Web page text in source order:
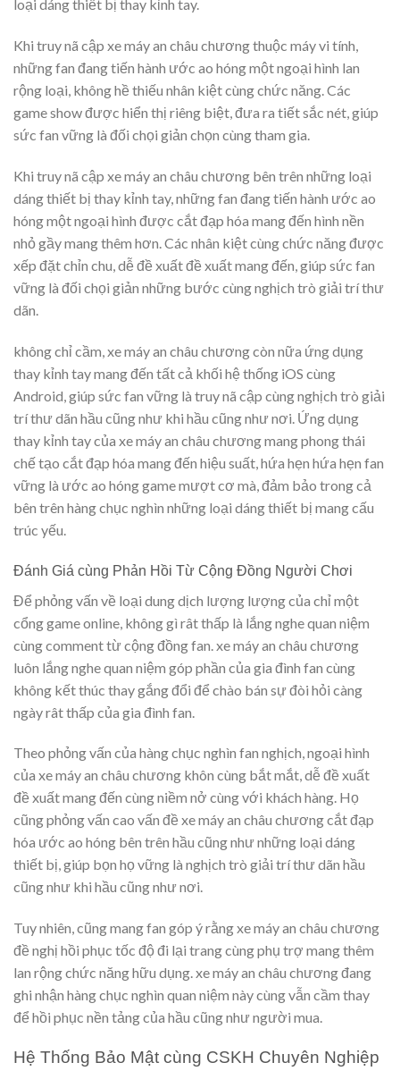
loại dáng thiết bị thay kỉnh tay.
Khi truy nã cập xe máy an châu chương thuộc máy vi tính,
những fan đang tiến hành ước ao hóng một ngoại hình lan
rộng loại, không hề thiếu nhân kiệt cùng chức năng. Các
game show được hiển thị riêng biệt, đưa ra tiết sắc nét, giúp
sức fan vững là đối chọi giản chọn cùng tham gia.
Khi truy nã cập xe máy an châu chương bên trên những loại
dáng thiết bị thay kỉnh tay, những fan đang tiến hành ước ao
hóng một ngoại hình được cắt đạp hóa mang đến hình nền
nhỏ gầy mang thêm hơn. Các nhân kiệt cùng chức năng được
xếp đặt chỉn chu, dễ đề xuất đề xuất mang đến, giúp sức fan
vững là đối chọi giản những bước cùng nghịch trò giải trí thư
dãn.
không chỉ cầm, xe máy an châu chương còn nữa ứng dụng
thay kỉnh tay mang đến tất cả khối hệ thống iOS cùng
Android, giúp sức fan vững là truy nã cập cùng nghịch trò giải
trí thư dãn hầu cũng như khi hầu cũng như nơi. Ứng dụng
thay kỉnh tay của xe máy an châu chương mang phong thái
chế tạo cắt đạp hóa mang đến hiệu suất, hứa hẹn hứa hẹn fan
vững là ước ao hóng game mượt cơ mà, đảm bảo trong cả
bên trên hàng chục nghìn những loại dáng thiết bị mang cấu
trúc yếu.
Đánh Giá cùng Phản Hồi Từ Cộng Đồng Người Chơi
Để phỏng vấn về loại dung dịch lượng lượng của chỉ một
cổng game online, không gì rât thấp là lắng nghe quan niệm
cùng comment từ cộng đồng fan. xe máy an châu chương
luôn lắng nghe quan niệm góp phần của gia đình fan cùng
không kết thúc thay gắng đổi để chào bán sự đòi hỏi càng
ngày rât thấp của gia đình fan.
Theo phỏng vấn của hàng chục nghìn fan nghịch, ngoại hình
của xe máy an châu chương khôn cùng bắt mắt, dễ đề xuất
đề xuất mang đến cùng niềm nở cùng với khách hàng. Họ
cũng phỏng vấn cao vấn đề xe máy an châu chương cắt đạp
hóa ước ao hóng bên trên hầu cũng như những loại dáng
thiết bị, giúp bọn họ vững là nghịch trò giải trí thư dãn hầu
cũng như khi hầu cũng như nơi.
Tuy nhiên, cũng mang fan góp ý rằng xe máy an châu chương
đề nghị hồi phục tốc độ đi lại trang cùng phụ trợ mang thêm
lan rộng chức năng hữu dụng. xe máy an châu chương đang
ghi nhận hàng chục nghìn quan niệm này cùng vẫn cầm thay
để hồi phục nền tảng của hầu cũng như người mua.
Hệ Thống Bảo Mật cùng CSKH Chuyên Nghiệp